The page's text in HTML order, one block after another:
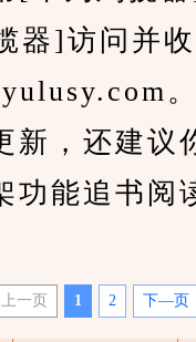
器]访问并
新，还建议
功能追书阅
上一页 1 2 下—页